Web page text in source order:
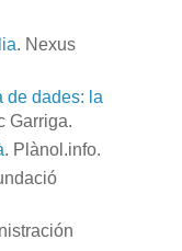
. Nexus
de dades: la
Garriga.
. Plànol.info.